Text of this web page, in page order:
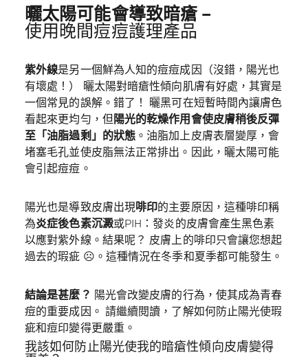
曬太陽可能會導致暗瘡 –
使用晚間痘痘護理產品
紫外線是另一個鮮為人知的痘痘成因（沒錯，陽光也
有壞處！） 曬太陽對暗瘡性傾向肌膚有好處，其實是
一個常見的誤解。錯了！ 曬黑可在短暫時間內讓膚色
看起來更均勻，但陽光的乾燥作用會使皮膚稍後反彈
至「油脂過剩」的狀態 。油脂加上皮膚表層變厚，會
堵塞毛孔並使皮脂無法正常排出。因此，曬太陽可能
會引起痘痘。
陽光也是導致皮膚出現啡印的主要原因，這種啡印稱
為炎症後色素沉澱或PIH：發炎的皮膚會產生黑色素
以應對紫外線。結果呢？ 皮膚上的啡印只會讓您想起
過去的瑕疵 ☹。這種情況在冬季和夏季都可能發生。
結論是甚麼？ 陽光會改變皮膚的行為，使其成為青春
痘的重要成因。 請繼續閱讀，了解如何防止陽光使瑕
疵和痘印變得更嚴重。
我該如何防止陽光使我的暗瘡性傾向皮膚變得